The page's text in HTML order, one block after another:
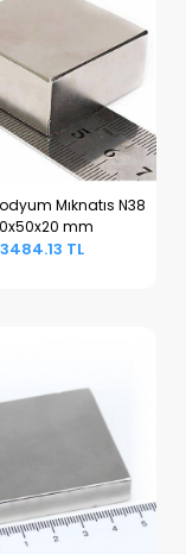
Sepete Ekle
Mıknatıs N38
mm
3484.13 TL